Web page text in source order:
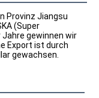
Provinz Jiangsu
(Super
Jahre gewinnen wir
Export ist durch
gewachsen.